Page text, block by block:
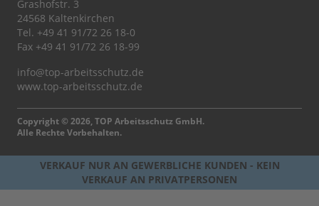
Grashofstr. 3
24568 Kaltenkirchen
Tel. +49 41 91/72 26 18-0
Fax +49 41 91/72 26 18-99
info@top-arbeitsschutz.de
www.top-arbeitsschutz.de
Copyright © 2026, TOP Arbeitsschutz GmbH.
Alle Rechte Vorbehalten.
VERKAUF NUR AN GEWERBLICHE KUNDEN - KEIN
VERKAUF AN PRIVATPERSONEN